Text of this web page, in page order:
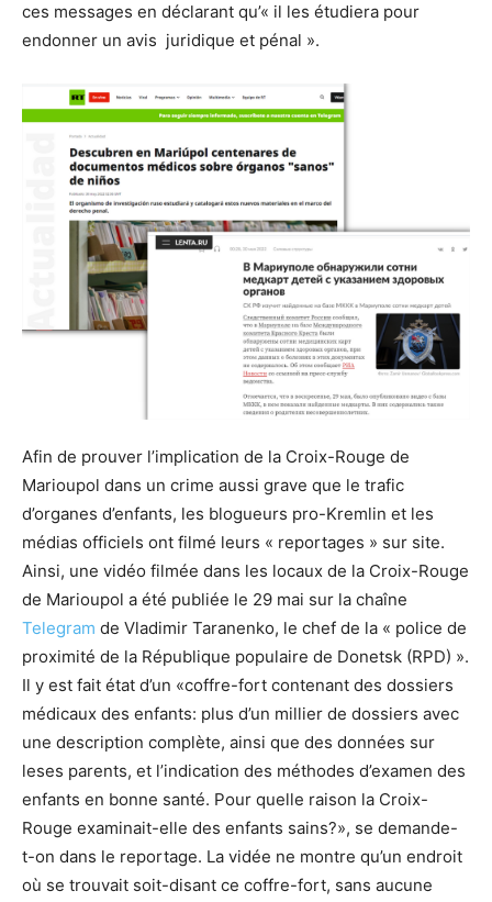
ces messages en déclarant qu’« il les étudiera pour
endonner un avis juridique et pénal ».
Afin de prouver l’implication de la Croix-Rouge de
Marioupol dans un crime aussi grave que le trafic
d’organes d’enfants, les blogueurs pro-Kremlin et les
médias officiels ont filmé leurs « reportages » sur site.
Ainsi, une vidéo filmée dans les locaux de la Croix-Rouge
de Marioupol a été publiée le 29 mai sur la chaîne
Telegram de Vladimir Taranenko, le chef de la « police de
proximité de la République populaire de Donetsk (RPD) ».
Il y est fait état d’un «coffre-fort contenant des dossiers
médicaux des enfants: plus d’un millier de dossiers avec
une description complète, ainsi que des données sur
leses parents, et l’indication des méthodes d’examen des
enfants en bonne santé. Pour quelle raison la Croix-
Rouge examinait-elle des enfants sains?», se demande-
t-on dans le reportage. La vidée ne montre qu’un endroit
où se trouvait soit-disant ce coffre-fort, sans aucune